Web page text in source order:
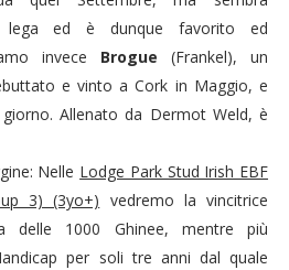
lega ed è dunque favorito ed
invece Brogue (Frankel), un
e vinto a Cork in Maggio, e
Allenato da Dermot Weld, è
Nelle Lodge Park Stud Irish EBF
3) (3yo+) vedremo la vincitrice
1000 Ghinee, mentre più
per soli tre anni dal quale